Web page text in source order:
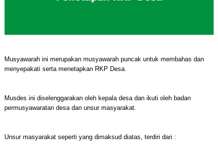
Musyawarah ini merupakan musyawarah puncak untuk membahas dan
menyepakati serta menetapkan RKP Desa.
Musdes ini diselenggarakan oleh kepala desa dan ikuti oleh badan
permusyawaratan desa dan unsur masyarakat.
Unsur masyarakat seperti yang dimaksud diatas, terdiri dari :